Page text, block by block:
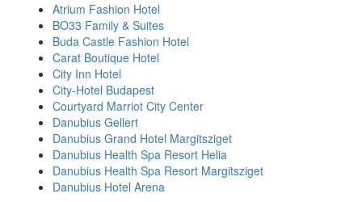
Atrium Fashion Hotel
BO33 Family & Suites
Buda Castle Fashion Hotel
Carat Boutique Hotel
City Inn Hotel
City-Hotel Budapest
Courtyard Marriot City Center
Danubius Gellert
Danubius Grand Hotel Margitsziget
Danubius Health Spa Resort Helia
Danubius Health Spa Resort Margitsziget
Danubius Hotel Arena